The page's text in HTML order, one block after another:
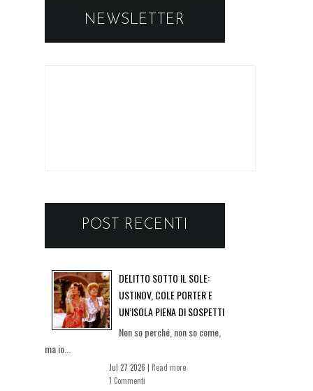
NEWSLETTER
POST RECENTI
DELITTO SOTTO IL SOLE:
USTINOV, COLE PORTER E
UN’ISOLA PIENA DI SOSPETTI
Non so perché, non so come,
ma io...
Jul 27 2026 | Read more
1 Commenti